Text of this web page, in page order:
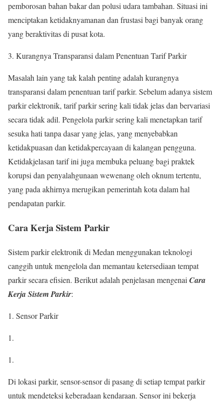
pemborosan bahan bakar dan polusi udara tambahan. Situasi ini
menciptakan ketidaknyamanan dan frustasi bagi banyak orang
yang beraktivitas di pusat kota.
3. Kurangnya Transparansi dalam Penentuan Tarif Parkir
Masalah lain yang tak kalah penting adalah kurangnya
transparansi dalam penentuan tarif parkir. Sebelum adanya sistem
parkir elektronik, tarif parkir sering kali tidak jelas dan bervariasi
secara tidak adil. Pengelola parkir sering kali menetapkan tarif
sesuka hati tanpa dasar yang jelas, yang menyebabkan
ketidakpuasan dan ketidakpercayaan di kalangan pengguna.
Ketidakjelasan tarif ini juga membuka peluang bagi praktek
korupsi dan penyalahgunaan wewenang oleh oknum tertentu,
yang pada akhirnya merugikan pemerintah kota dalam hal
pendapatan parkir.
Cara Kerja Sistem Parkir
Sistem parkir elektronik di Medan menggunakan teknologi
canggih untuk mengelola dan memantau ketersediaan tempat
parkir secara efisien. Berikut adalah penjelasan mengenai Cara
Kerja Sistem Parkir:
1. Sensor Parkir
Di lokasi parkir, sensor-sensor di pasang di setiap tempat parkir
untuk mendeteksi keberadaan kendaraan. Sensor ini bekerja